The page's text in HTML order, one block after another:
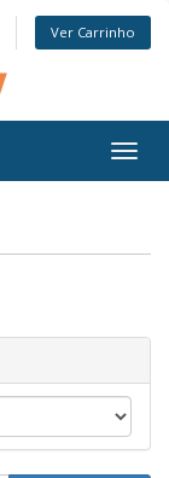
Ver Carrinho